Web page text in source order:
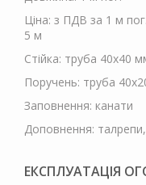
Ціна: з ПДВ за 1 м
5 м
Стійка: труба 40х40
Поручень: труба
Заповнення: канати
Доповнення:
ЕКСПЛУАТАЦІЯ